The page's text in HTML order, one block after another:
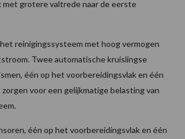
met grotere valtrede naar de eerste
reinigingssysteem met hoog vermogen
Twee automatische kruislingse
één op het voorbereidingsvlak en één
voor een gelijkmatige belasting van
één op het voorbereidingsvlak en één